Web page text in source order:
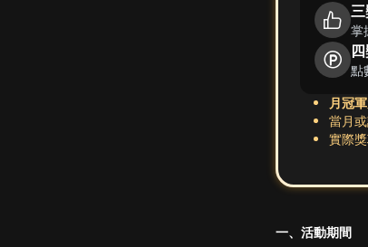
掌
點
月冠
當月
實際
一、活動期間